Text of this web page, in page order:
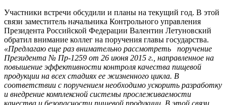
Участники встречи обсудили и планы на текущий год. В этой
связи заместитель начальника Контрольного управления
Президента Российской Федерации Валентин Летуновский
обратил внимание коллег на поручения главы государства.
«Предлагаю еще раз внимательно рассмотреть поручение
Президента № Пр-1259 от 26 июня 2015 г., направленное на
повышение эффективности контроля качества пищевой
продукции на всех стадиях ее жизненного цикла. В
соответствии с поручением необходимо ускорить разработку
и внедрение комплексной системы прослеживаемости
качества и безопасности пищевой продукции. В этой связи